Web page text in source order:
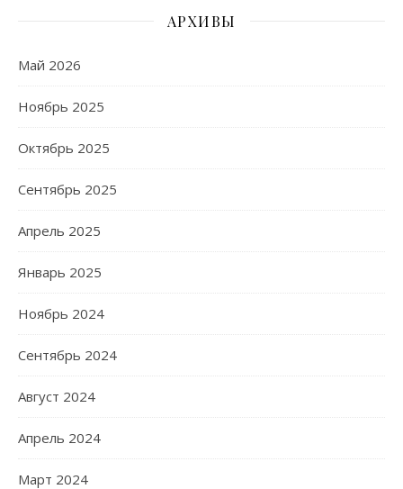
АРХИВЫ
Май 2026
Ноябрь 2025
Октябрь 2025
Сентябрь 2025
Апрель 2025
Январь 2025
Ноябрь 2024
Сентябрь 2024
Август 2024
Апрель 2024
Март 2024